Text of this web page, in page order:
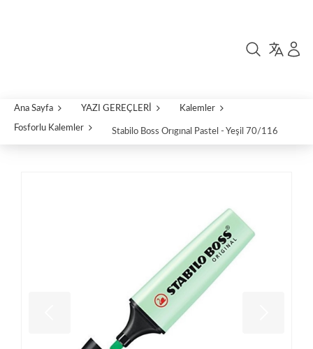
Ana Sayfa YAZI GEREÇLERİ Kalemler
Fosforlu Kalemler Stabilo Boss Orıgınal Pastel - Yeşil 70/116